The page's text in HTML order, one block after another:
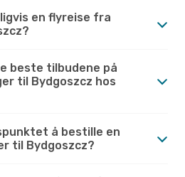
en flyreise fra
beste tilbudene på
til Bydgoszcz hos
å bestille en
til Bydgoszcz?